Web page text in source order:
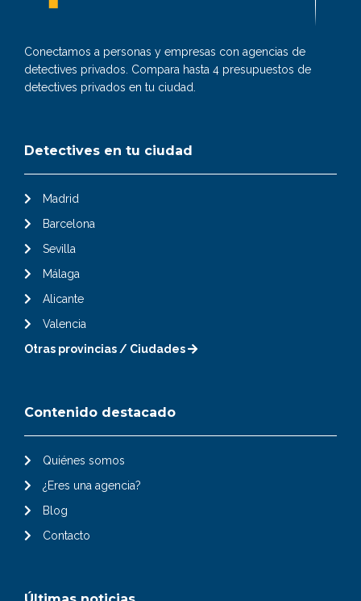
Conectamos a personas y empresas con agencias de
detectives privados. Compara hasta 4 presupuestos de
detectives privados en tu ciudad.
Detectives en tu ciudad
Madrid
Barcelona
Sevilla
Málaga
Alicante
Valencia
Otras provincias / Ciudades
Contenido destacado
Quiénes somos
¿Eres una agencia?
Blog
Contacto